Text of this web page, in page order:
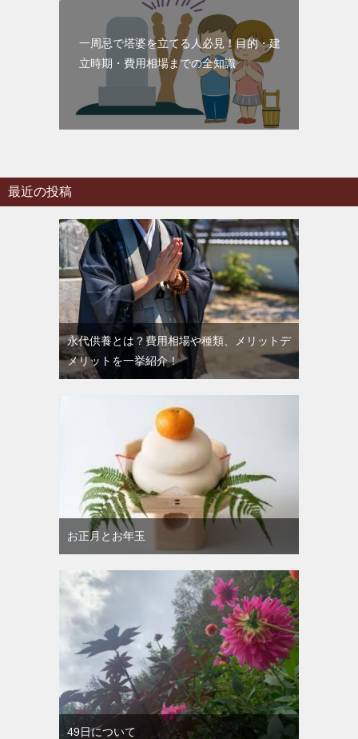
一周忌で塔婆を立てる人必見！目的・建
立時期・費用相場までの全知識
最近の投稿
永代供養とは？費用相場や種類、メリットデ
メリットを一挙紹介！
お正月とお年玉
49日について